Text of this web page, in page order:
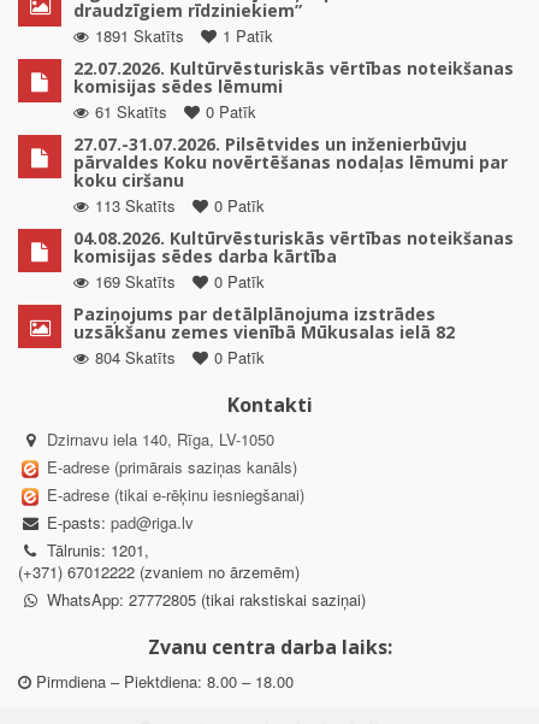
draudzīgiem rīdziniekiem”
1891 Skatīts
1 Patīk
22.07.2026. Kultūrvēsturiskās vērtības noteikšanas
komisijas sēdes lēmumi
61 Skatīts
0 Patīk
27.07.-31.07.2026. Pilsētvides un inženierbūvju
pārvaldes Koku novērtēšanas nodaļas lēmumi par
koku ciršanu
113 Skatīts
0 Patīk
04.08.2026. Kultūrvēsturiskās vērtības noteikšanas
komisijas sēdes darba kārtība
169 Skatīts
0 Patīk
Paziņojums par detālplānojuma izstrādes
uzsākšanu zemes vienībā Mūkusalas ielā 82
804 Skatīts
0 Patīk
Kontakti
Dzirnavu iela 140, Rīga, LV-1050
E-adrese (primārais saziņas kanāls)
E-adrese (tikai e-rēķinu iesniegšanai)
E-pasts: pad@riga.lv
Tālrunis: 1201,
(+371) 67012222 (zvaniem no ārzemēm)
WhatsApp: 27772805 (tikai rakstiskai saziņai)
Zvanu centra darba laiks:
Pirmdiena – Piektdiena: 8.00 – 18.00